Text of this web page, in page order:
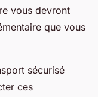
vous devront
que vous
sécurisé
ces